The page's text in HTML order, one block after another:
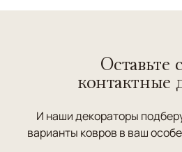
Оставьте
контактные
И наши декораторы
варианты ковров в ваш